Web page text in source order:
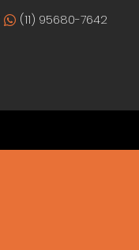
(11) 95680-7642